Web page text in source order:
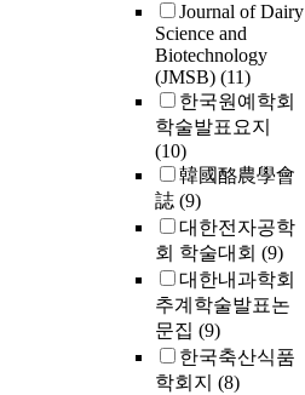
Journal of Dairy
Science and
Biotechnology
(JMSB) (11)
한국원예학회
학술발표요지
(10)
韓國酪農學會
誌 (9)
대한전자공학
회 학술대회 (9)
대한내과학회
추계학술발표논
문집 (9)
한국축산식품
학회지 (8)